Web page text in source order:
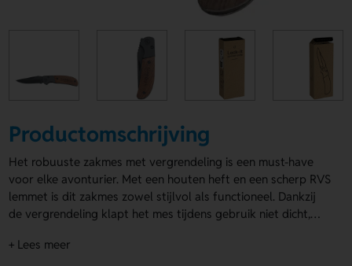
Productomschrijving
Het robuuste zakmes met vergrendeling is een must-have
voor elke avonturier. Met een houten heft en een scherp RVS
lemmet is dit zakmes zowel stijlvol als functioneel. Dankzij
de vergrendeling klapt het mes tijdens gebruik niet dicht,
van 850 x 130 x 250 mm en is perfect voor dagelijks
+ Lees meer